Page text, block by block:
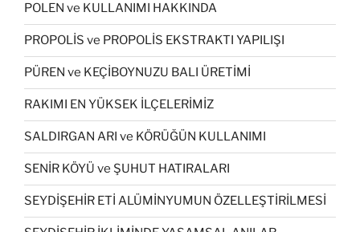
POLEN ve KULLANIMI HAKKINDA
PROPOLİS ve PROPOLİS EKSTRAKTI YAPILIŞI
PÜREN ve KEÇİBOYNUZU BALI ÜRETİMİ
RAKIMI EN YÜKSEK İLÇELERİMİZ
SALDIRGAN ARI ve KÖRÜĞÜN KULLANIMI
SENİR KÖYÜ ve ŞUHUT HATIRALARI
SEYDİŞEHİR ETİ ALÜMİNYUMUN ÖZELLEŞTİRİLMESİ